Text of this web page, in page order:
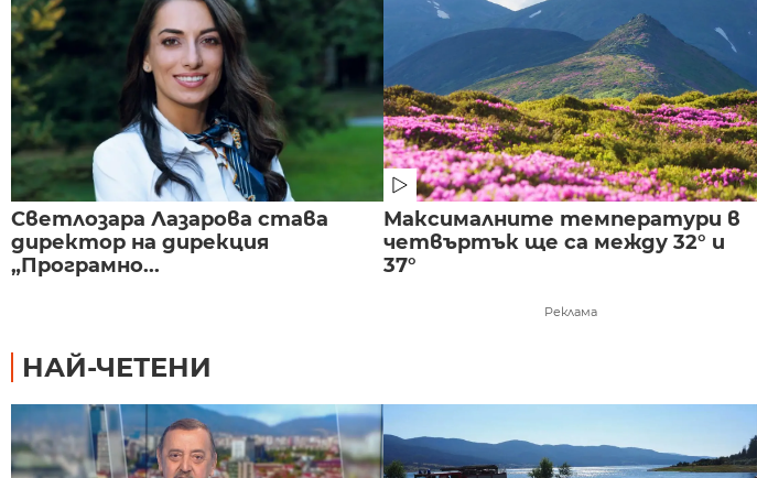
Светлозара Лазарова става
директор на дирекция
„Програмно...
Максималните температури в
четвъртък ще са между 32° и
37°
Реклама
НАЙ-ЧЕТЕНИ